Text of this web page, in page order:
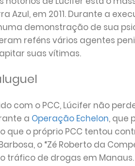
Azul, em 2011. Durante a
demonstração de sua
reféns vários agentes
suas vítimas.
com o PCC, Lúcifer não
a Operação Echelon, que
que o próprio PCC tentou
o “Zé Roberto da
tráfico de drogas em Manaus.